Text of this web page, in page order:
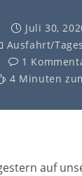
Juli 30,
Ausfahrt/
1
4 Minuten
auf